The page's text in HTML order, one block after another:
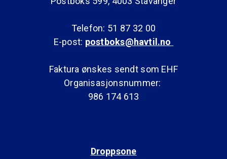
Telefon: 51 87 32 00
E-post: postboks@havtil.no
Faktura ønskes sendt som EHF
Organisasjonsnummer:
986 174 613
Droppsone